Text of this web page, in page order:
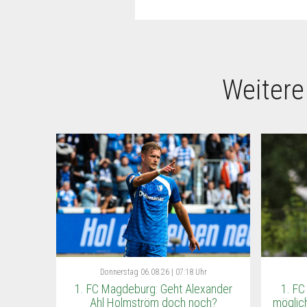
Donnerstag 06.08.26 | 07:18 Uhr
1. FC Magdeburg: Geht Alexander
Ahl Holmström doch noch?
1.